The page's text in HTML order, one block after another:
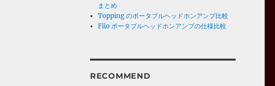
まとめ
Topping のポータブルヘッドホンアンプ比較
Fiio ポータブルヘッドホンアンプの仕様比較
RECOMMEND